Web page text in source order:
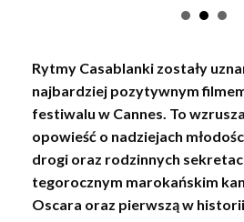
Rytmy Casablanki zostały
najbardziej pozytywnym
festiwalu w Cannes. To
opowieść o nadziejach
drogi oraz rodzinnych
tegorocznym marokańskim
Oscara oraz pierwszą w